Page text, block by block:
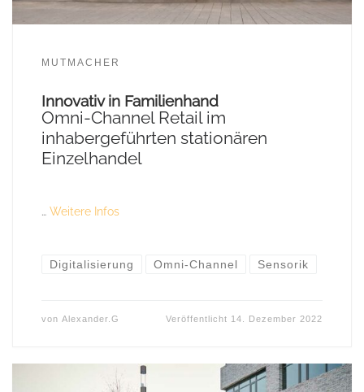
MUTMACHER
Innovativ in Familienhand
Omni-Channel Retail im
inhabergeführten stationären
Einzelhandel
… Weitere Infos
Digitalisierung Omni-Channel Sensorik
von Alexander.G Veröffentlicht 14. Dezember 2022